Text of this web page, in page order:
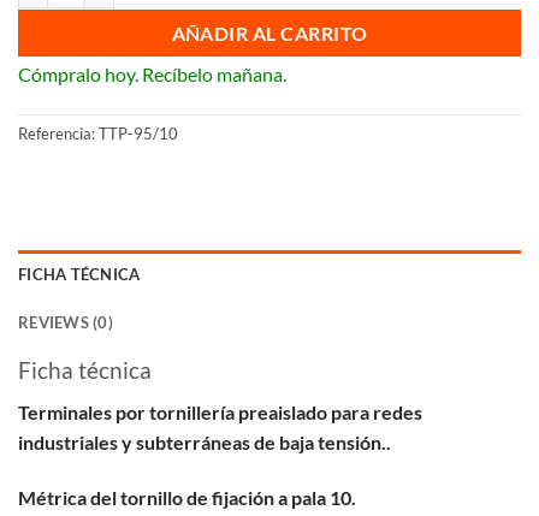
AÑADIR AL CARRITO
Cómpralo hoy. Recíbelo mañana.
Referencia:TTP-95/10
FICHA TÉCNICA
REVIEWS (0)
Ficha técnica
Terminales por tornillería preaislado para redes
industriales y subterráneas de baja tensión..
Métrica del tornillo de fijación a pala 10.